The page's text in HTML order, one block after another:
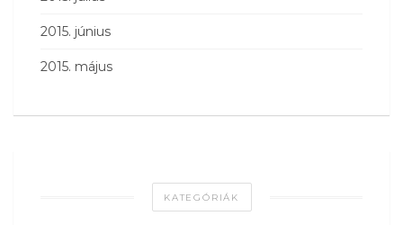
2015. június
2015. május
KATEGÓRIÁK